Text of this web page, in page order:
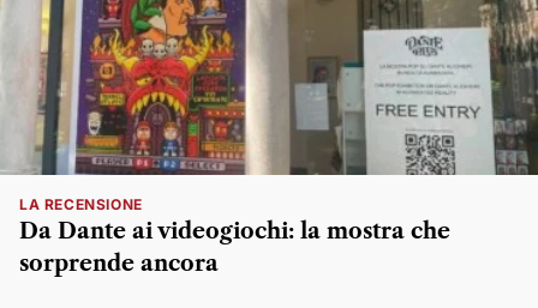
LA RECENSIONE
Da Dante ai videogiochi: la mostra che
sorprende ancora